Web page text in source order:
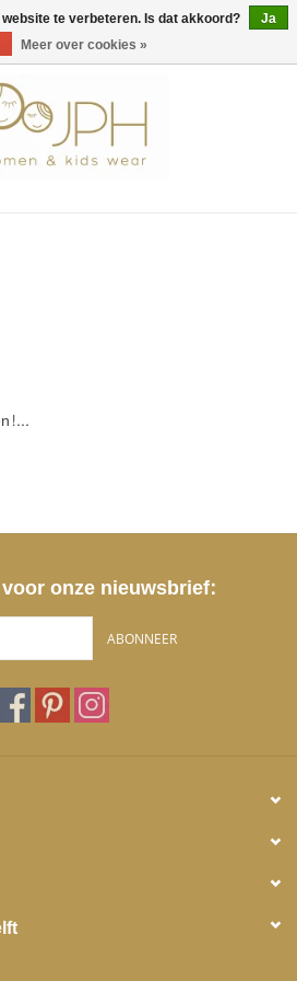
0 Artikelen - €0,00
onze nieuwsbrief:
ABONNEER
te verbeteren. Is dat akkoord?
Ja
Meer over cookies »